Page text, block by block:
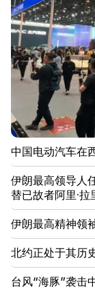
22:12
伊朗最高精神
22:00
阿拉格奇。伊
人收到消息
20:34
北约正处于其
交部
20:00
台风“海豚”袭
19:34
胡塞武装袭击
19:00
为了报仇，他
米阿津的报复行
中国电动汽车在
伊朗最高领导人
替已故者阿里·
伊朗最高精神领
北约正处于其历
台风“海豚”袭击